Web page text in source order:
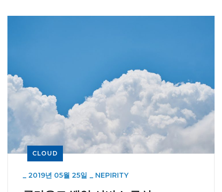
CLOUD
_ 2019년 05월 25일 _ NEPIRITY